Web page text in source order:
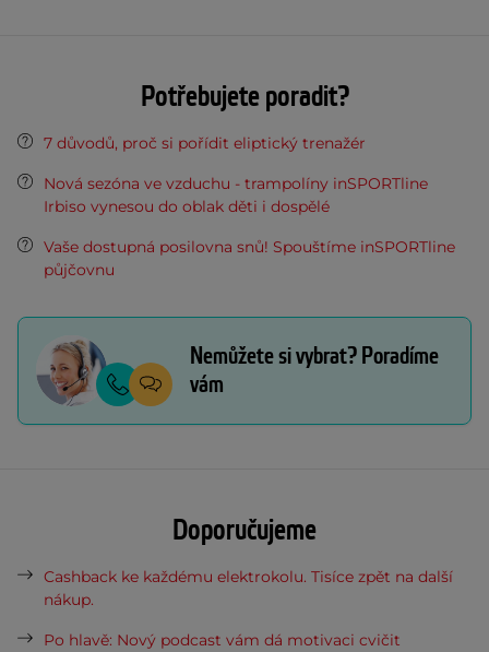
Potřebujete poradit?
7 důvodů, proč si pořídit eliptický trenažér
Nová sezóna ve vzduchu - trampolíny inSPORTline
Irbiso vynesou do oblak děti i dospělé
Vaše dostupná posilovna snů! Spouštíme inSPORTline
půjčovnu
Nemůžete si vybrat? Poradíme
vám
Doporučujeme
Cashback ke každému elektrokolu. Tisíce zpět na další
nákup.
Po hlavě: Nový podcast vám dá motivaci cvičit